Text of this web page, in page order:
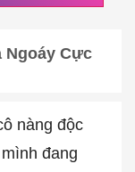
Ngoáy Cực
nàng độc
đang